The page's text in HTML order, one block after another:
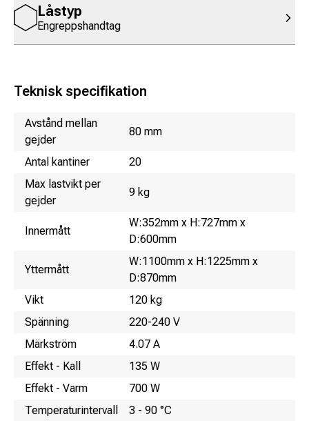
Låstyp
Engreppshandtag
Teknisk specifikation
NamnVärde
Avstånd mellan
gejder
80 mm
Antal kantiner
20
Max lastvikt per
gejder
9 kg
Innermått
W:352mm x H:727mm x
D:600mm
Yttermått
W:1100mm x H:1225mm x
D:870mm
Vikt
120 kg
Spänning
220-240 V
Märkström
4.07 A
Effekt - Kall
135 W
Effekt - Varm
700 W
Temperaturintervall
3 - 90 °C